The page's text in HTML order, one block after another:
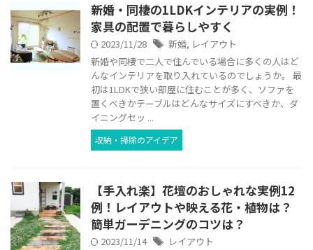
新婚・同棲の1LDKインテリアの実例！
家具の配置で暮らしやすく
2023/11/28 新婚, レイアウト
新婚や同棲で二人で住んでいる場合に多くの人はど
んなインテリアを取り入れているのでしょうか。 最
初は1LDKで狭い部屋に住むことが多く、ソファを
置くべきかテーブルはどんなサイズにすべきか、ダ
イニングセッ ...
収納・掃除のアイデア
【手入れ楽】花壇のおしゃれな実例12
例！レイアウトや映える花・植物は？
簡単ガーデニングのコツは？
2023/11/14
レイアウト